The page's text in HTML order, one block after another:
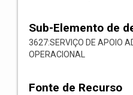
Sub-Elemento de
3627:SERVIÇO DE APOIO
OPERACIONAL
Fonte de Recurso